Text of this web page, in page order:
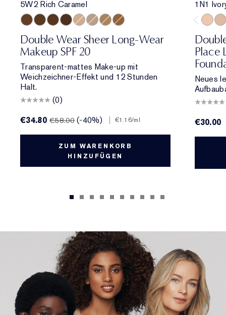
5W2 Rich Caramel
Double Wear Sheer Long-Wear
Makeup SPF 20
Transparent-mattes Make-up mit
Weichzeichner-Effekt und 12 Stunden
Halt.
(0)
€34.80€58.00 (-40%) | €1.16/ml
ZUM WARENKORB
HINZUFÜGEN
1N1
Place
Neues
€30.00